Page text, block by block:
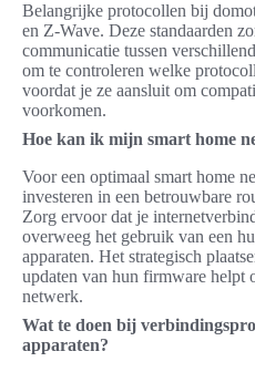
Belangrijke protocollen bij
en Z-Wave. Deze standaarden
communicatie tussen
om te controleren welke
voordat je ze aansluit om
voorkomen.
Hoe kan ik mijn smart home
Voor een optimaal smart home
investeren in een betrouwbare
Zorg ervoor dat je
overweeg het gebruik van een
apparaten. Het strategisch
updaten van hun firmware helpt
netwerk.
Wat te doen bij
apparaten?